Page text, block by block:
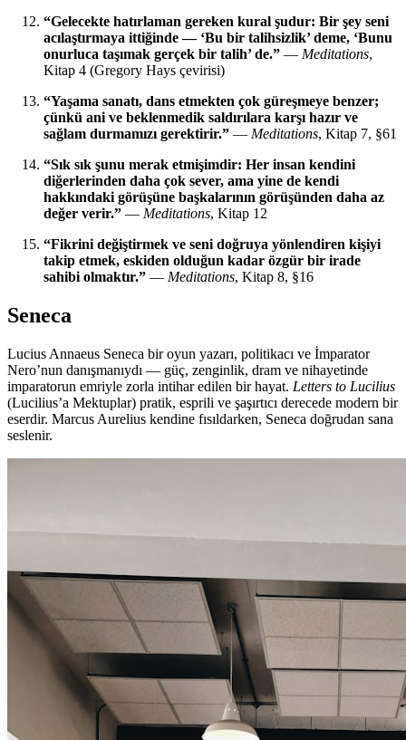
“Gelecekte hatırlaman gereken kural şudur: Bir şey seni
acılaştırmaya ittiğinde — ‘Bu bir talihsizlik’ deme, ‘Bunu
onurluca taşımak gerçek bir talih’ de.” — Meditations,
Kitap 4 (Gregory Hays çevirisi)
“Yaşama sanatı, dans etmekten çok güreşmeye benzer;
çünkü ani ve beklenmedik saldırılara karşı hazır ve
sağlam durmamızı gerektirir.” — Meditations, Kitap 7, §61
“Sık sık şunu merak etmişimdir: Her insan kendini
diğerlerinden daha çok sever, ama yine de kendi
hakkındaki görüşüne başkalarının görüşünden daha az
değer verir.” — Meditations, Kitap 12
“Fikrini değiştirmek ve seni doğruya yönlendiren kişiyi
takip etmek, eskiden olduğun kadar özgür bir irade
sahibi olmaktır.” — Meditations, Kitap 8, §16
Seneca
Lucius Annaeus Seneca bir oyun yazarı, politikacı ve İmparator
Nero’nun danışmanıydı — güç, zenginlik, dram ve nihayetinde
imparatorun emriyle zorla intihar edilen bir hayat. Letters to Lucilius
(Lucilius’a Mektuplar) pratik, esprili ve şaşırtıcı derecede modern bir
eserdir. Marcus Aurelius kendine fısıldarken, Seneca doğrudan sana
seslenir.